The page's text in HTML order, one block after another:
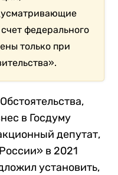
федерального
только при
в Госдуму
депутат,
в 2021
установить,